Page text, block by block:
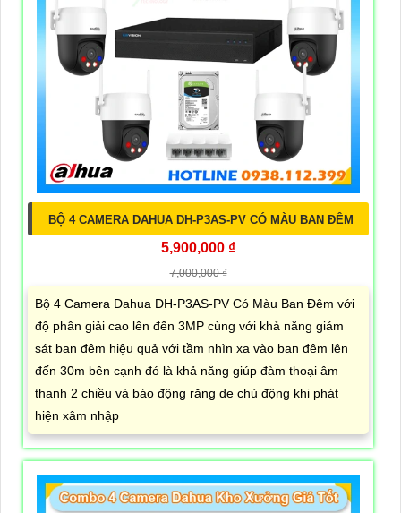
BỘ 4 CAMERA DAHUA DH-P3AS-PV CÓ MÀU BAN ĐÊM
5,900,000 ₫
7,000,000 ₫
Bộ 4 Camera Dahua DH-P3AS-PV Có Màu Ban Đêm với
độ phân giải cao lên đến 3MP cùng với khả năng giám
sát ban đêm hiệu quả với tầm nhìn xa vào ban đêm lên
đến 30m bên cạnh đó là khả năng giúp đàm thoại âm
thanh 2 chiều và báo động răng de chủ động khi phát
hiện xâm nhập